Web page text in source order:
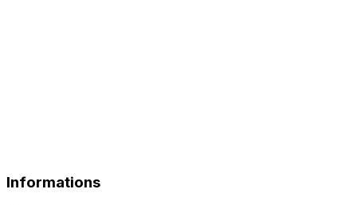
Informations